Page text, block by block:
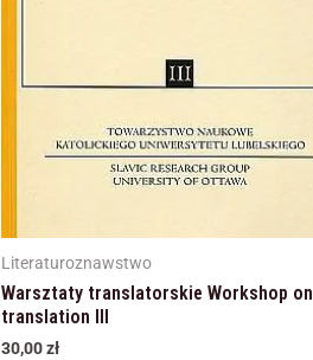
Literaturoznawstwo
Warsztaty translatorskie Workshop on
translation III
30,00zł